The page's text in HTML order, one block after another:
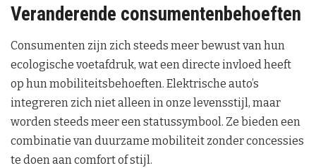
Veranderende consumentenbehoeften
Consumenten zijn zich steeds meer bewust van hun
ecologische voetafdruk, wat een directe invloed heeft
op hun mobiliteitsbehoeften. Elektrische auto’s
integreren zich niet alleen in onze levensstijl, maar
worden steeds meer een statussymbool. Ze bieden een
combinatie van duurzame mobiliteit zonder concessies
te doen aan comfort of stijl.